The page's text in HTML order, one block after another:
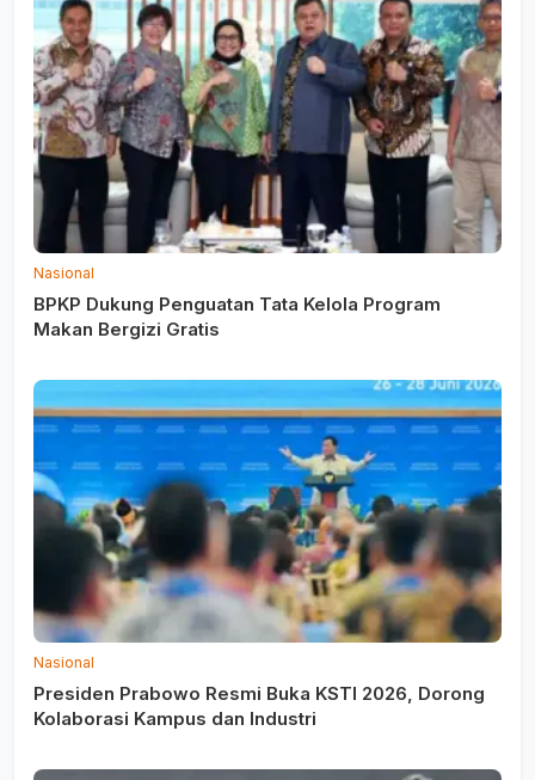
Nasional
BPKP Dukung Penguatan Tata Kelola Program
Makan Bergizi Gratis
Nasional
Presiden Prabowo Resmi Buka KSTI 2026, Dorong
Kolaborasi Kampus dan Industri